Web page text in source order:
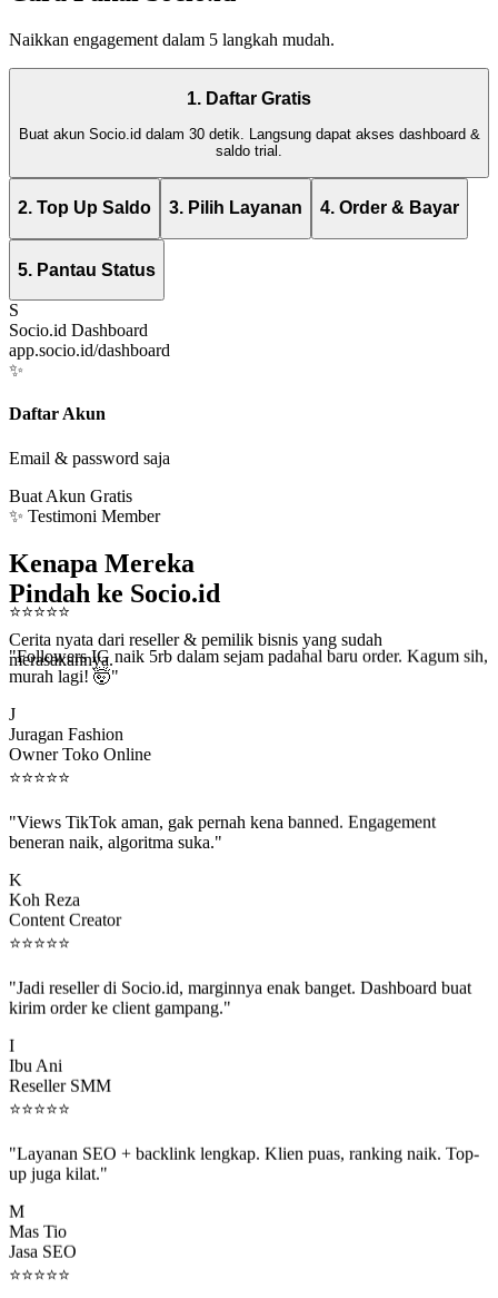
Naikkan engagement dalam 5 langkah mudah.
1. Daftar Gratis
Buat akun Socio.id dalam 30 detik. Langsung dapat akses dashboard &
saldo trial.
2. Top Up Saldo 3. Pilih Layanan 4. Order & Bayar
5. Pantau Status
S
Socio.id Dashboard
app.socio.id/dashboard
✨
Daftar Akun
Email & password saja
Buat Akun Gratis
✨ Testimoni Member
Kenapa Mereka
Pindah ke Socio.id
Cerita nyata dari reseller & pemilik bisnis yang sudah
merasakannya.
⭐⭐⭐⭐ ⭐
"Followers IG naik 5rb dalam sejam padahal baru order. Kagum sih,
murah lagi! 🤯"
Juragan Fashion
Owner Toko Online
⭐⭐⭐⭐ ⭐
beneran naik, algoritma suka."
Koh Reza
Content Creator
⭐⭐⭐⭐⭐
kirim order ke client gampang."
Ibu Ani
Reseller SMM
⭐⭐⭐⭐⭐
up juga kilat."
Mas Tio
Jasa SEO
⭐⭐⭐⭐⭐